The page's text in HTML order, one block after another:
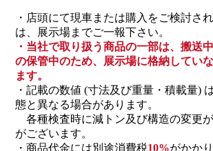
・店頭にて現車または購入をご検討さ
は、展示場までご一報下さい。
・当社で取り扱う商品の一部は、搬送
の保管中のため、展示場に格納してい
ます。
・記載の数値 (寸法及び重量・積載量)
態と異なる場合があります。
各種検査時に減トン及び構造の変更
がございます。
・商品代金には別途消費税10%がかかり